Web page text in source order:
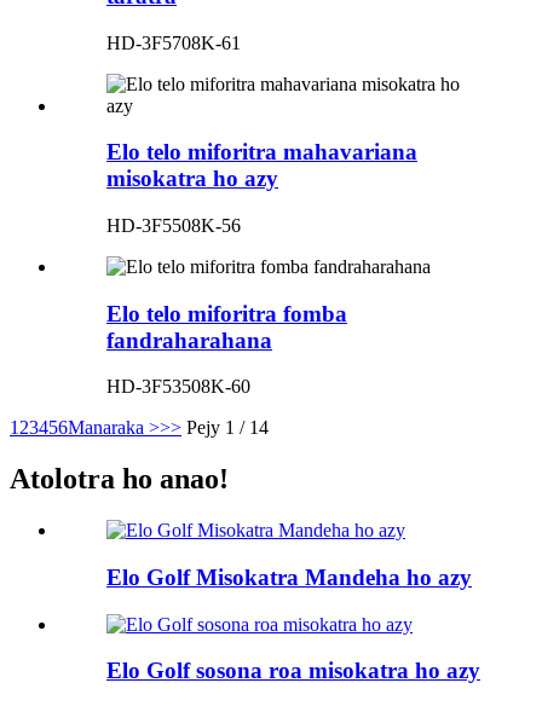
HD-3F5708K-61
Elo telo miforitra mahavariana
misokatra ho azy
HD-3F5508K-56
Elo telo miforitra fomba
fandraharahana
HD-3F53508K-60
1 23456Manaraka >>> Pejy 1 / 14
Atolotra ho anao!
Elo Golf Misokatra Mandeha ho azy
Elo Golf sosona roa misokatra ho azy